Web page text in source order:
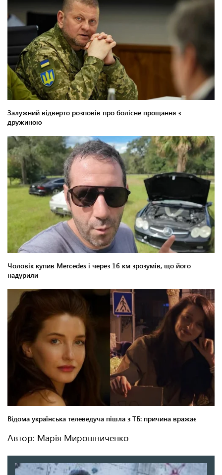
Автор: Марія Мирошниченко